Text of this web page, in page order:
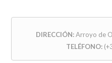
DIRECCIÓN:Arroyo de
TELÉFONO: